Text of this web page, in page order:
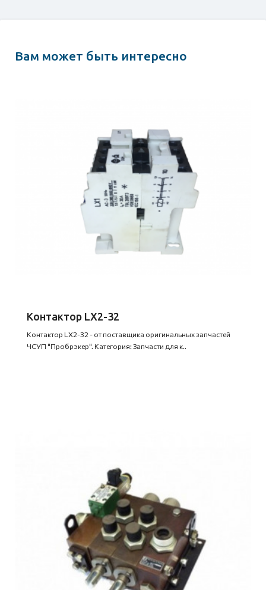
Вам может быть интересно
Контактор LX2-32
Контактор LX2-32 - от поставщика оригинальных запчастей
ЧСУП "Пробрэкер". Категория: Запчасти для к..